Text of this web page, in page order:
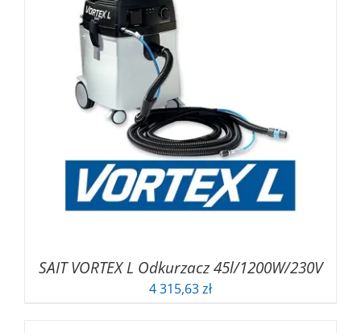
SAIT VORTEX L Odkurzacz 45l/1200W/230V
4 315,63zł